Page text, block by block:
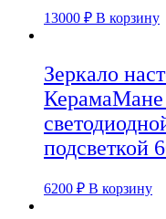
13000 ₽ В корзину
Зеркало
подсветкой
6200 ₽ В корзину